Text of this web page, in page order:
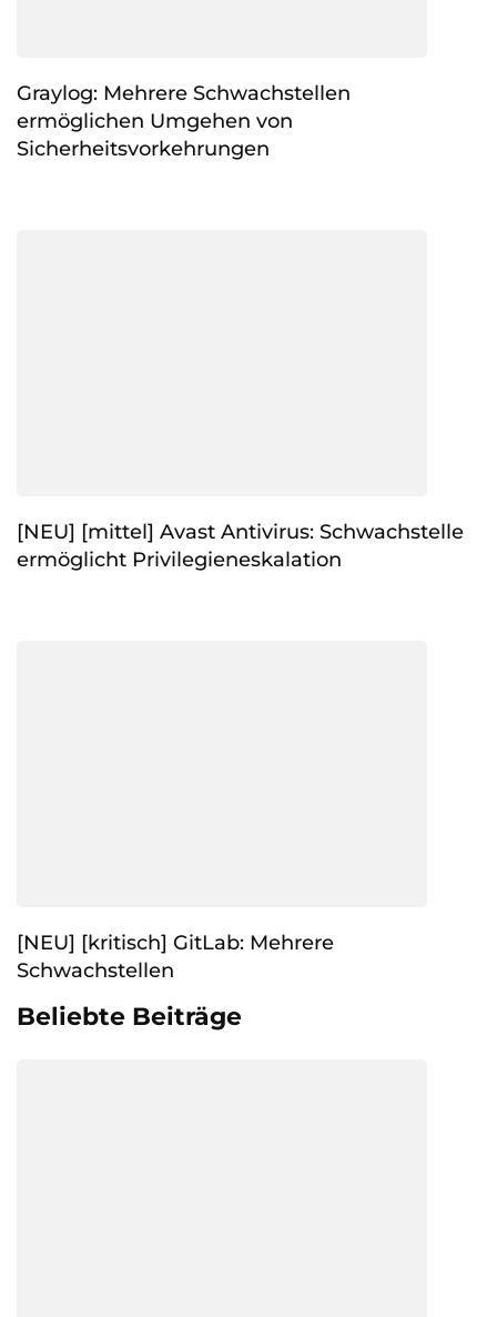
Graylog: Mehrere Schwachstellen
ermöglichen Umgehen von
Sicherheitsvorkehrungen
[NEU] [mittel] Avast Antivirus: Schwachstelle
ermöglicht Privilegieneskalation
[NEU] [kritisch] GitLab: Mehrere
Schwachstellen
Beliebte Beiträge